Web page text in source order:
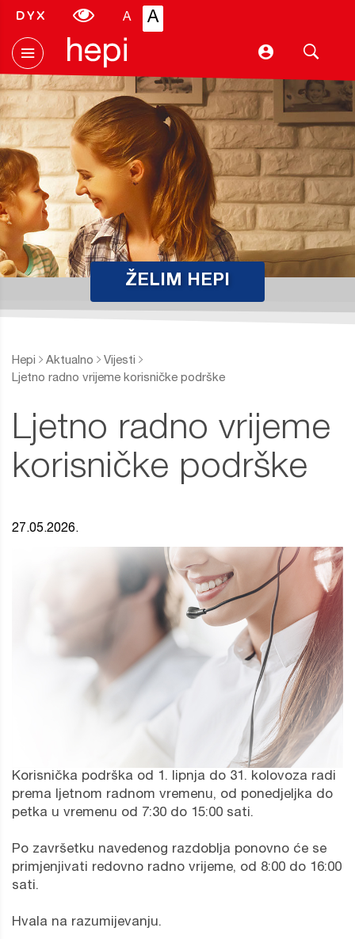
A A
Hepi
ŽELIM HEPI
Hepi Aktualno
Vijesti
Ljetno radno vrijeme korisničke podrške
Ljetno radno vrijeme
korisničke podrške
27.05.2026.
Korisnička podrška od 1. lipnja do 31. kolovoza radi
prema ljetnom radnom vremenu, od ponedjeljka do
petka u vremenu od 7:30 do 15:00 sati.
Po završetku navedenog razdoblja ponovno će se
primjenjivati redovno radno vrijeme, od 8:00 do 16:00
sati.
Hvala na razumijevanju.